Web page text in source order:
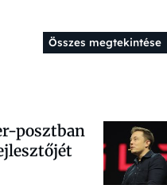
Összes megtekintése
posztban